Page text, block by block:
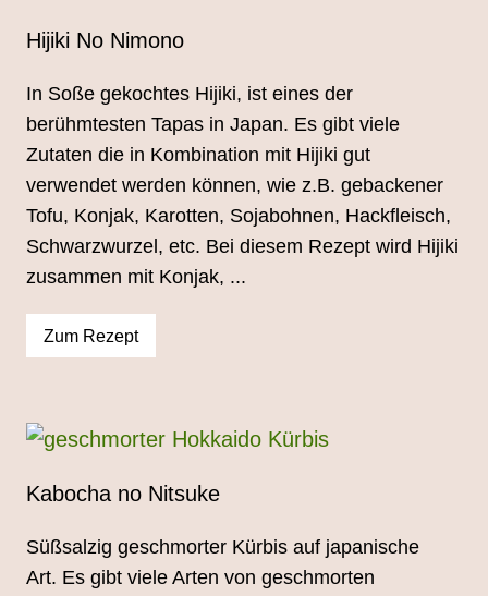
Hijiki No Nimono
In Soße gekochtes Hijiki, ist eines der
berühmtesten Tapas in Japan. Es gibt viele
Zutaten die in Kombination mit Hijiki gut
verwendet werden können, wie z.B. gebackener
Tofu, Konjak, Karotten, Sojabohnen, Hackfleisch,
Schwarzwurzel, etc. Bei diesem Rezept wird Hijiki
zusammen mit Konjak, ...
Zum Rezept
Kabocha no Nitsuke
Süßsalzig geschmorter Kürbis auf japanische
Art. Es gibt viele Arten von geschmorten